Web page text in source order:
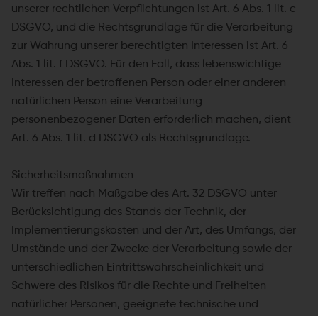
unserer rechtlichen Verpflichtungen ist Art. 6 Abs. 1 lit. c
DSGVO, und die Rechtsgrundlage für die Verarbeitung
zur Wahrung unserer berechtigten Interessen ist Art. 6
Abs. 1 lit. f DSGVO. Für den Fall, dass lebenswichtige
Interessen der betroffenen Person oder einer anderen
natürlichen Person eine Verarbeitung
personenbezogener Daten erforderlich machen, dient
Art. 6 Abs. 1 lit. d DSGVO als Rechtsgrundlage.
Sicherheitsmaßnahmen
Wir treffen nach Maßgabe des Art. 32 DSGVO unter
Berücksichtigung des Stands der Technik, der
Implementierungskosten und der Art, des Umfangs, der
Umstände und der Zwecke der Verarbeitung sowie der
unterschiedlichen Eintrittswahrscheinlichkeit und
Schwere des Risikos für die Rechte und Freiheiten
natürlicher Personen, geeignete technische und